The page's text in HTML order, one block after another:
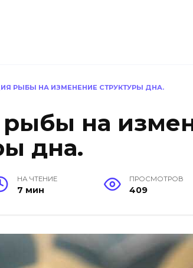
РЫБЫ НА ИЗМЕНЕНИЕ СТРУКТУРЫ ДНА.
рыбы на
дна.
НА ЧТЕНИЕ
7 мин
ПРОСМОТРОВ
409